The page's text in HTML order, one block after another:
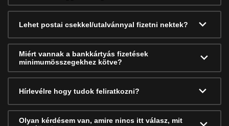
Lehet postai csekkel/utalvánnyal fizetni nektek?
Miért vannak a bankkártyás fizetések
minimumösszegekhez kötve?
Hírlevélre hogy tudok feliratkozni?
Olyan kérdésem van, amire nincs itt válasz, mit